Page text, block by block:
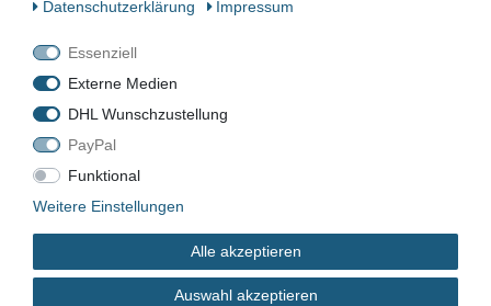
665,00 € *
In den Warenkorb
Daten­schutz­erklärung Impressum
Essenziell
Externe Medien
DHL Wunschzustellung
PayPal
Funktional
Weitere Einstellungen
Alle akzeptieren
Auswahl akzeptieren